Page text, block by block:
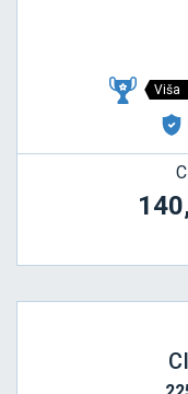
Viša